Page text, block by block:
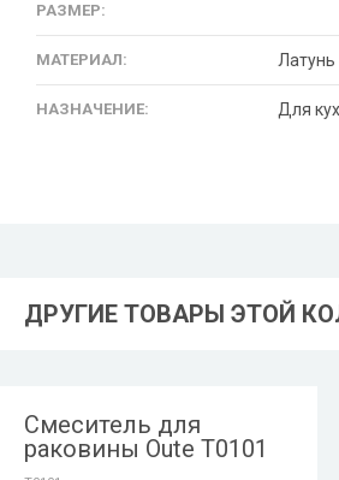
РАЗМЕР:
МАТЕРИАЛ: Латунь
НАЗНАЧЕНИЕ: Для
ДРУГИЕ ТОВАРЫ ЭТОЙ
Смеситель для
раковины Oute T0101